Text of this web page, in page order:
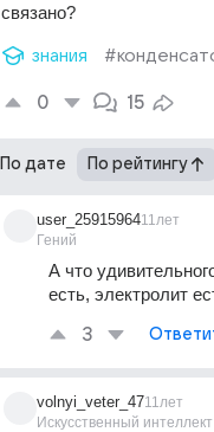
связано?
знания
0 15
По дате По рейтингу
user_25915964
Гений
11лет
А что
есть, электролит
3
volnyi_veter_47
Искусственный интеллект
11лет